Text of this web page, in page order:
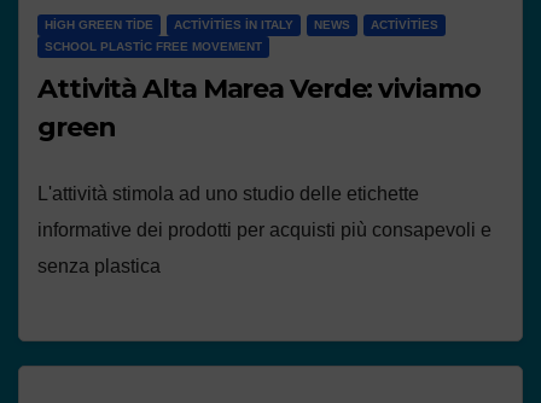
HIGH GREEN TIDE ACTIVITIES IN ITALY NEWS
ACTIVITIES
SCHOOL PLASTIC FREE MOVEMENT
Attività Alta Marea Verde: viviamo
green
L'attività stimola ad uno studio delle etichette
informative dei prodotti per acquisti più consapevoli e
senza plastica